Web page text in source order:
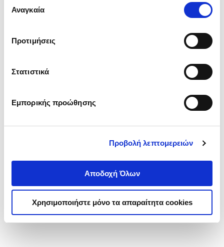
ενδιαφέρουν και να επιλέξετε από τα παρακάτω με την
΄΄και να ενημερωθείτε σχετικά με
συγκατάθεσης
Αναγκαία
Προτιμήσεις
Στατιστικά
Εμπορικής προώθησης
Προβολή λεπτομερειών
Αποδοχή Όλων
Χρησιμοποιήστε μόνο τα απαραίτητα cookies